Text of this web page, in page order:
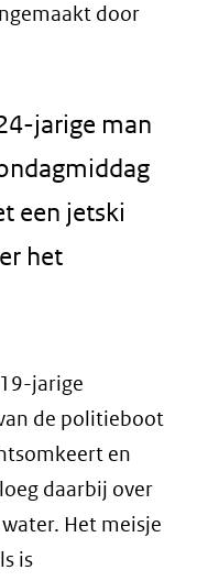
door
jarige man
een jetski
het
jarige
de politieboot
en
daarbij over
Het meisje
is